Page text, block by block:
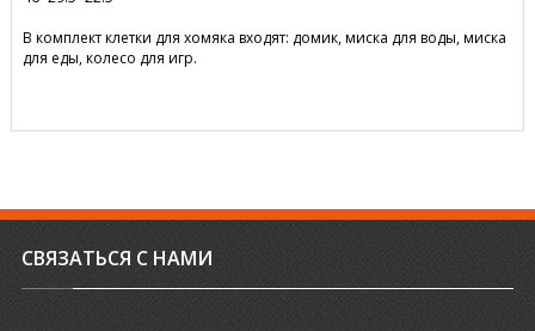
В комплект клетки для хомяка входят: домик, миска для воды, миска
для еды, колесо для игр.
СВЯЗАТЬСЯ С НАМИ